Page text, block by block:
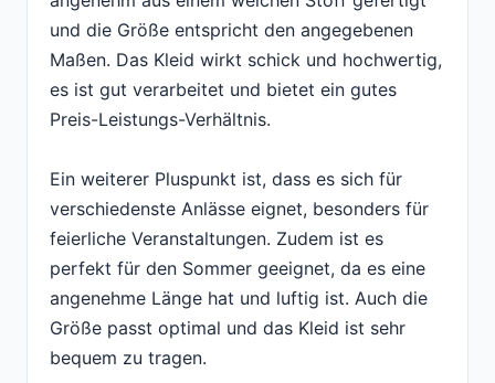
und die Größe entspricht den angegebenen
Maßen. Das Kleid wirkt schick und hochwertig,
es ist gut verarbeitet und bietet ein gutes
Preis-Leistungs-Verhältnis.
Ein weiterer Pluspunkt ist, dass es sich für
verschiedenste Anlässe eignet, besonders für
feierliche Veranstaltungen. Zudem ist es
perfekt für den Sommer geeignet, da es eine
angenehme Länge hat und luftig ist. Auch die
Größe passt optimal und das Kleid ist sehr
bequem zu tragen.